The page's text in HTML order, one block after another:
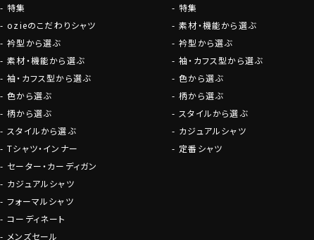
特集
ozieのこだわりシャツ
衿型から選ぶ
素材・機能から選ぶ
袖・カフス型から選ぶ
色から選ぶ
柄から選ぶ
スタイルから選ぶ
Tシャツ・インナー
セーター・カーディガン
カジュアルシャツ
フォーマルシャツ
コーディネート
メンズセール
特集
素材・機能から選ぶ
衿型から選ぶ
袖・カフス型から選ぶ
色から選ぶ
柄から選ぶ
スタイルから選ぶ
カジュアルシャツ
定番シャツ